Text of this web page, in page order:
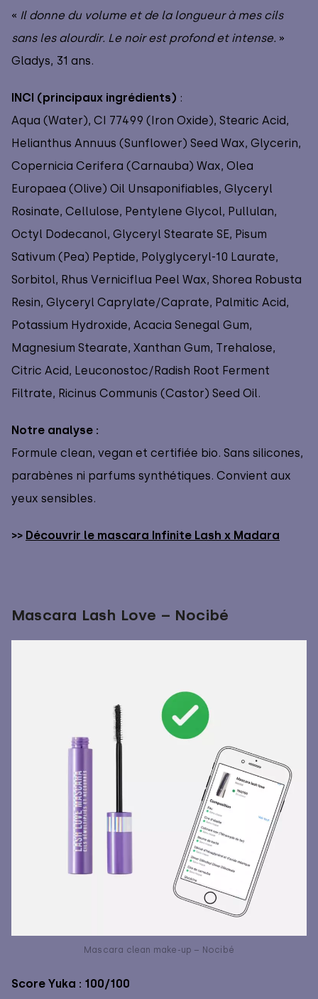
« Il donne du volume et de la longueur à mes cils
sans les alourdir. Le noir est profond et intense. »
Gladys, 31 ans.
INCI (principaux ingrédients) :
Aqua (Water), CI 77499 (Iron Oxide), Stearic Acid,
Helianthus Annuus (Sunflower) Seed Wax, Glycerin,
Copernicia Cerifera (Carnauba) Wax, Olea
Europaea (Olive) Oil Unsaponifiables, Glyceryl
Rosinate, Cellulose, Pentylene Glycol, Pullulan,
Octyl Dodecanol, Glyceryl Stearate SE, Pisum
Sativum (Pea) Peptide, Polyglyceryl-10 Laurate,
Sorbitol, Rhus Verniciflua Peel Wax, Shorea Robusta
Resin, Glyceryl Caprylate/Caprate, Palmitic Acid,
Potassium Hydroxide, Acacia Senegal Gum,
Magnesium Stearate, Xanthan Gum, Trehalose,
Citric Acid, Leuconostoc/Radish Root Ferment
Filtrate, Ricinus Communis (Castor) Seed Oil.
Notre analyse :
Formule clean, vegan et certifiée bio. Sans silicones,
parabènes ni parfums synthétiques. Convient aux
yeux sensibles.
>> Découvrir le mascara Infinite Lash x Madara
Mascara Lash Love – Nocibé
Mascara clean make-up – Nocibé
Score Yuka : 100/100